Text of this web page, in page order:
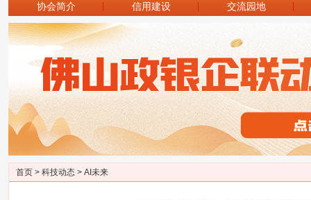
协会简介
信用建设 交流园地
首页 > 科技动态 > AI未来